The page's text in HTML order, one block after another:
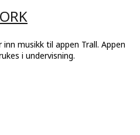
musikk til appen Trall. Appen
i undervisning.